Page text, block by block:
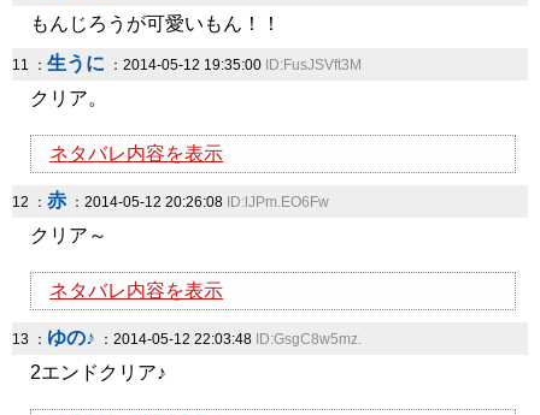
もんじろうが可愛いもん！！
11 ： 生うに ：2014-05-12 19:35:00 ID:FusJSVft3M
クリア。
ネタバレ内容を表示
12 ： 赤 ：2014-05-12 20:26:08 ID:lJPm.EO6Fw
クリア～
ネタバレ内容を表示
13 ： ゆの♪ ：2014-05-12 22:03:48 ID:GsgC8w5mz.
2エンドクリア♪